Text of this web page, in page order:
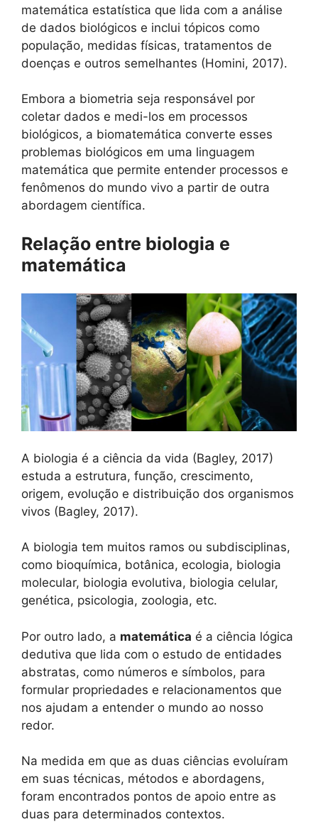
matemática estatística que lida com a análise
de dados biológicos e inclui tópicos como
população, medidas físicas, tratamentos de
doenças e outros semelhantes (Homini, 2017).
Embora a biometria seja responsável por
coletar dados e medi-los em processos
biológicos, a biomatemática converte esses
problemas biológicos em uma linguagem
matemática que permite entender processos e
fenômenos do mundo vivo a partir de outra
abordagem científica.
Relação entre biologia e
matemática
A biologia é a ciência da vida (Bagley, 2017)
estuda a estrutura, função, crescimento,
origem, evolução e distribuição dos organismos
vivos (Bagley, 2017).
A biologia tem muitos ramos ou subdisciplinas,
como bioquímica, botânica, ecologia, biologia
molecular, biologia evolutiva, biologia celular,
genética, psicologia, zoologia, etc.
Por outro lado, a matemática é a ciência lógica
dedutiva que lida com o estudo de entidades
abstratas, como números e símbolos, para
formular propriedades e relacionamentos que
nos ajudam a entender o mundo ao nosso
redor.
Na medida em que as duas ciências evoluíram
em suas técnicas, métodos e abordagens,
foram encontrados pontos de apoio entre as
duas para determinados contextos.